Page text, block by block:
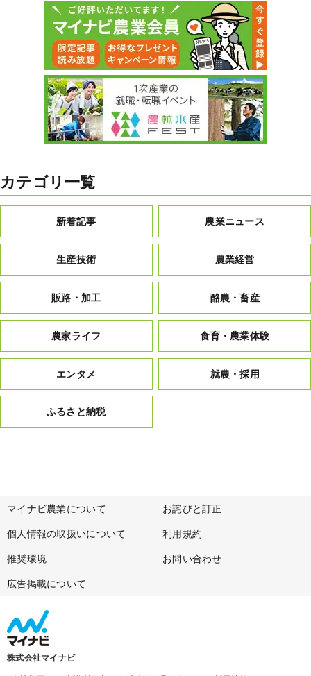
カテゴリ一覧
新着記事 農業ニュース
生産技術 農業経営
販路・加工 酪農・畜産
農家ライフ 食育・農業体験
エンタメ 就農・採用
ふるさと納税
マイナビ農業について お詫びと訂正
個人情報の取扱いについて 利用規約
推奨環境 お問い合わせ
広告掲載について
株式会社マイナビ